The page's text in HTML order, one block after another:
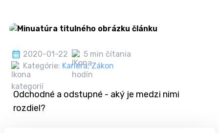
2020-01-22
5 min čítania
Kategórie: Kariéra, Zákon
Odchodné a odstupné - aký je medzi nimi
rozdiel?